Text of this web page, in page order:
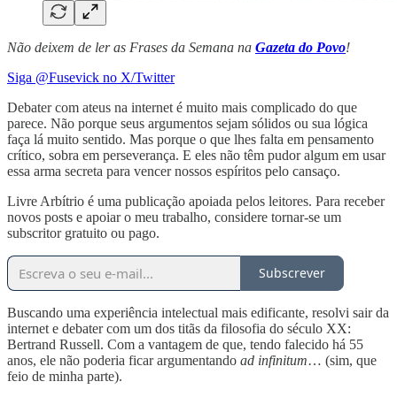
Não deixem de ler as Frases da Semana na Gazeta do Povo!
Siga @Fusevick no X/Twitter
Debater com ateus na internet é muito mais complicado do que
parece. Não porque seus argumentos sejam sólidos ou sua lógica
faça lá muito sentido. Mas porque o que lhes falta em pensamento
crítico, sobra em perseverança. E eles não têm pudor algum em usar
essa arma secreta para vencer nossos espíritos pelo cansaço.
Livre Arbítrio é uma publicação apoiada pelos leitores. Para receber
novos posts e apoiar o meu trabalho, considere tornar-se um
subscritor gratuito ou pago.
Subscrever
Buscando uma experiência intelectual mais edificante, resolvi sair da
internet e debater com um dos titãs da filosofia do século XX:
Bertrand Russell. Com a vantagem de que, tendo falecido há 55
anos, ele não poderia ficar argumentando ad infinitum… (sim, que
feio de minha parte).